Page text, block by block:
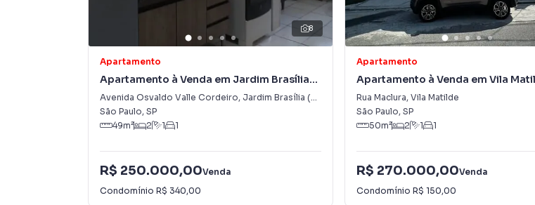
8
Apartamento
Apartamento à Venda em Jardim Brasília
(Zona Leste)
Avenida Osvaldo Valle Cordeiro, Jardim Brasília (Zona Leste)
São Paulo, SP
49m² 2 1 1
R$ 250.000,00Venda
Condomínio R$ 340,00
Apartamento
Apartamento à Venda em Vila
Rua Maclura, Vila Matilde
São Paulo, SP
50m² 2 1 1
R$ 270.000,00Venda
Condomínio R$ 150,00